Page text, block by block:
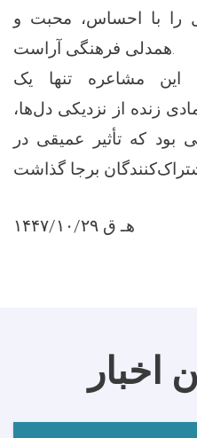
را با احساس، محبت و
همدلی فرهنگی آراست.
این مشاعره تنها یک
زنده از نزدیکی دل‌ها،
که تأثیر عمیقی در
۱۴۴۷/۱۰/۲۹ هـ ق
اخبار